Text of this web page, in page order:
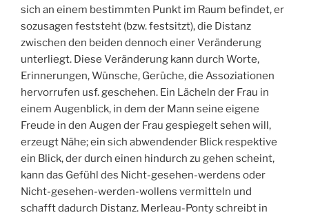
sich an einem bestimmten Punkt im Raum befindet, er
sozusagen feststeht (bzw. festsitzt), die Distanz
zwischen den beiden dennoch einer Veränderung
unterliegt. Diese Veränderung kann durch Worte,
Erinnerungen, Wünsche, Gerüche, die Assoziationen
hervorrufen usf. geschehen. Ein Lächeln der Frau in
einem Augenblick, in dem der Mann seine eigene
Freude in den Augen der Frau gespiegelt sehen will,
erzeugt Nähe; ein sich abwendender Blick respektive
ein Blick, der durch einen hindurch zu gehen scheint,
kann das Gefühl des Nicht-gesehen-werdens oder
Nicht-gesehen-werden-wollens vermitteln und
schafft dadurch Distanz. Merleau-Ponty schreibt in